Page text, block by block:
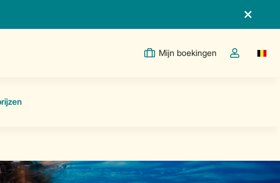
Mijn boekingen
Open de